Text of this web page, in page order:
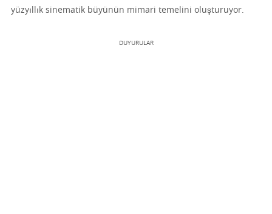
yüzyıllık sinematik büyünün mimari temelini oluşturuyor.
DUYURULAR